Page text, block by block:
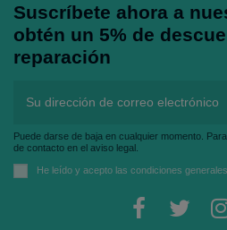
Suscríbete ahora a
obtén un 5% de
reparación
Puede darse de baja en cualquier momento.
de contacto en el aviso legal.
He leído y acepto las condiciones generales